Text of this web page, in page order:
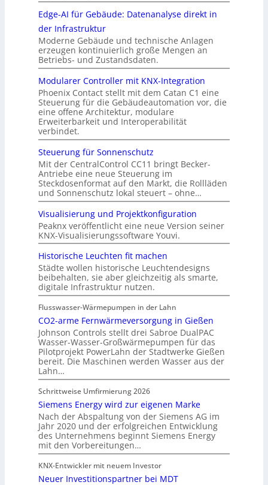
Edge-AI für Gebäude: Datenanalyse direkt in
der Infrastruktur
Moderne Gebäude und technische Anlagen
erzeugen kontinuierlich große Mengen an
Betriebs- und Zustandsdaten.
Modularer Controller mit KNX-Integration
Phoenix Contact stellt mit dem Catan C1 eine
Steuerung für die Gebäudeautomation vor, die
eine offene Architektur, modulare
Erweiterbarkeit und Interoperabilität
verbindet.
Steuerung für Sonnenschutz
Mit der CentralControl CC11 bringt Becker-
Antriebe eine neue Steuerung im
Steckdosenformat auf den Markt, die Rollläden
und Sonnenschutz lokal steuert – ohne…
Visualisierung und Projektkonfiguration
Peaknx veröffentlicht eine neue Version seiner
KNX-Visualisierungssoftware Youvi.
Historische Leuchten fit machen
Städte wollen historische Leuchtendesigns
beibehalten, sie aber gleichzeitig als smarte,
digitale Infrastruktur nutzen.
Flusswasser-Wärmepumpen in der Lahn
CO2-arme Fernwärmeversorgung in Gießen
Johnson Controls stellt drei Sabroe DualPAC
Wasser-Wasser-Großwärmepumpen für das
Pilotprojekt PowerLahn der Stadtwerke Gießen
bereit. Die Maschinen werden Wasser aus der
Lahn…
Schrittweise Umfirmierung 2026
Siemens Energy wird zur eigenen Marke
Nach der Abspaltung von der Siemens AG im
Jahr 2020 und der erfolgreichen Entwicklung
des Unternehmens beginnt Siemens Energy
mit den Vorbereitungen…
KNX-Entwickler mit neuem Investor
Neuer Investitionspartner bei MDT